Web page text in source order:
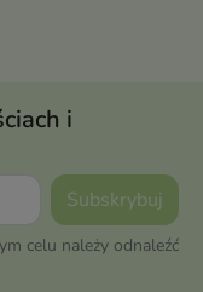
i
celu należy odnaleźć